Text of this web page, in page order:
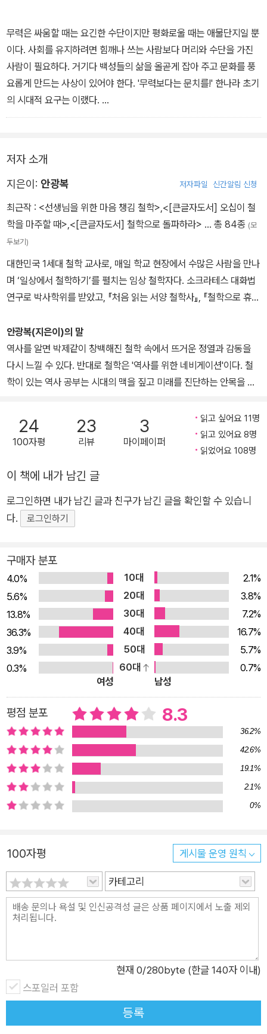
무력은 싸움할 때는 요긴한 수단이지만 평화로울 때는 애물단지일 뿐
이다. 사회를 유지하려면 힘깨나 쓰는 사람보다 머리와 수단을 가진
사람이 필요하다. 거기다 백성들의 삶을 올곧게 잡아 주고 문화를 풍
요롭게 만드는 사상이 있어야 한다. '무력보다는 문치를!' 한나라 초기
의 시대적 요구는 이랬다.
사람을 존경하고 스스로의 처지에 만족하게 하는 유가의 주장은, 겁
먹을 민주의 마음을 이루만져 줄 뿐만 아니라 자발적 복종을 유도하
는 효과가 있었다. - 본문 58쪽에서
저자 소개
지은이: 안광복 저자파일 신간알림 신청
최근작 : <선생님을 위한 마음 챙김 철학>,<[큰글자도서] 오십이 철
학을 마주할 때>,<[큰글자도서] 철학으로 돌파하라> … 총 84종 (모
두보기)
대한민국 1세대 철학 교사로, 매일 학교 현장에서 수많은 사람을 만나
며 ‘일상에서 철학하기’를 펼치는 임상 철학자다. 소크라테스 대화법
연구로 박사학위를 받았고, 『처음 읽는 서양 철학사』, 『철학으로 휴식
트셀러를 집필해 40만 명이 넘는 독자를 매혹적인 철학의 세계로 이
끌었다. ‘나에게 절실한 지혜, 알고 싶은 지식을 찾기 위해 글을 쓴
다’는 신념으로 끝없이 공부한다. 철학 교사로 십 대들을 만나 숱한 고
민을 들으면서 이를 해결해 줄 혜안을 찾기 위해 연구했고, 그 결과로
철학을 마주할 때』는 ‘중년의 위기’에 필요한 지혜를 담은 책이다. 스
스로 오십 대의 중턱을 넘어서면서 이번에도 자기 자신에게 절실한
문제를 해결하기 위해 매달렸다. 아파봤던 사람만이 아픔을 제대로
겪은 고민을 진솔하게 담았다. 그리고 이 과정에서 깨달은 지혜를 삶
의 모든 계절로 나눠 정성스럽게 엮어냈다. 흔히 인생의 중반부에 들
어선 중년을 ‘인생의 가을’이라고 한다. 하지만 이 책에서 저자는 오십
며 다양한 생각과 고민을 듣고 있다. 그리고 주말마다 남산도서관에
서 머물며 그들이 간절하게 원할 지혜를 모으곤 한다. 임상 철학자답
게, 앞으로도 인생 후반기에 필요한 철학을 꾸준히 길어 올릴 예정이
다.
안광복(지은이)의 말
역사를 알면 박제같이 창백해진 철학 속에서 뜨거운 정열과 감동을
다시 느낄 수 있다. 반대로 철학은 '역사를 위한 네비게이션'이다. 철
학이 있는 역사 공부는 시대의 맥을 짚고 미래를 진단하는 안목을 갖
24
100자평
23
리뷰
3
마이페이퍼
읽고 싶어요 11명
읽고 있어요 8명
읽었어요 108명
이 책에 내가 남긴 글
로그인하면 내가 남긴 글과 친구가 남긴 글을 확인할 수 있습니
다.
로그인하기
구매자 분포
4.0% 10대
2.1%
5.6%
20대
3.8%
13.8%
30대
7.2%
36.3%
40대
16.7%
3.9%
50대
5.7%
0.3%
60대
0.7%
여성
남성
평점 분포 8.3
36.2%
42.6%
19.1%
2.1%
0%
100자평 게시물 운영 원칙
카테고리
현재 0/280byte (한글 140자 이내)
스포일러 포함
등록